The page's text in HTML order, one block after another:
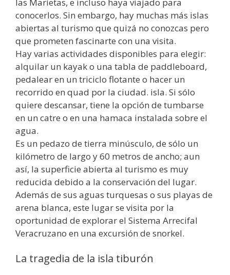
conocerlos. Sin embargo, hay muchas más islas
abiertas al turismo que quizá no conozcas pero
que prometen fascinarte con una visita.
Hay varias actividades disponibles para elegir:
alquilar un kayak o una tabla de paddleboard,
pedalear en un triciclo flotante o hacer un
recorrido en quad por la ciudad. isla. Si sólo
quiere descansar, tiene la opción de tumbarse
en un catre o en una hamaca instalada sobre el
agua.
Es un pedazo de tierra minúsculo, de sólo un
kilómetro de largo y 60 metros de ancho; aun
así, la superficie abierta al turismo es muy
reducida debido a la conservación del lugar.
Además de sus aguas turquesas o sus playas de
arena blanca, este lugar se visita por la
oportunidad de explorar el Sistema Arrecifal
Veracruzano en una excursión de snorkel.
La tragedia de la isla tiburón